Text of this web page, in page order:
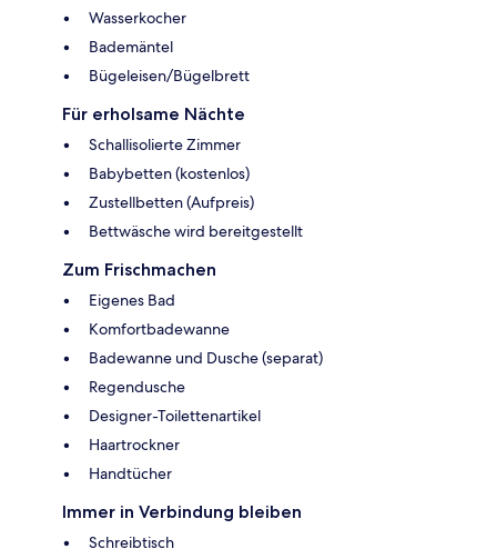
Wasserkocher
Bademäntel
Bügeleisen/Bügelbrett
Für erholsame Nächte
Schallisolierte Zimmer
Babybetten (kostenlos)
Zustellbetten (Aufpreis)
Bettwäsche wird bereitgestellt
Zum Frischmachen
Eigenes Bad
Komfortbadewanne
Badewanne und Dusche (separat)
Regendusche
Designer-Toilettenartikel
Haartrockner
Handtücher
Immer in Verbindung bleiben
Schreibtisch